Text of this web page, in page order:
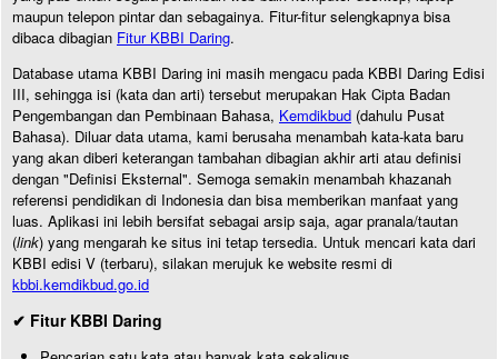
maupun telepon pintar dan sebagainya. Fitur-fitur selengkapnya bisa
dibaca dibagian Fitur KBBI Daring.
Database utama KBBI Daring ini masih mengacu pada KBBI Daring Edisi
III, sehingga isi (kata dan arti) tersebut merupakan Hak Cipta Badan
Pengembangan dan Pembinaan Bahasa, Kemdikbud (dahulu Pusat
Bahasa). Diluar data utama, kami berusaha menambah kata-kata baru
yang akan diberi keterangan tambahan dibagian akhir arti atau definisi
dengan "Definisi Eksternal". Semoga semakin menambah khazanah
referensi pendidikan di Indonesia dan bisa memberikan manfaat yang
luas. Aplikasi ini lebih bersifat sebagai arsip saja, agar pranala/tautan
(link) yang mengarah ke situs ini tetap tersedia. Untuk mencari kata dari
KBBI edisi V (terbaru), silakan merujuk ke website resmi di
kbbi.kemdikbud.go.id
✔ Fitur KBBI Daring